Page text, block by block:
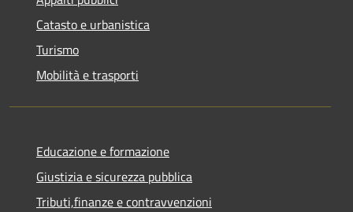
Catasto e urbanistica
Turismo
Mobilità e trasporti
Educazione e formazione
Giustizia e sicurezza pubblica
Tributi,finanze e contravvenzioni